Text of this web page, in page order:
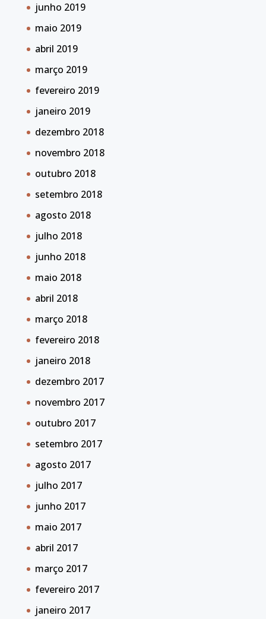
junho 2019
maio 2019
abril 2019
março 2019
fevereiro 2019
janeiro 2019
dezembro 2018
novembro 2018
outubro 2018
setembro 2018
agosto 2018
julho 2018
junho 2018
maio 2018
abril 2018
março 2018
fevereiro 2018
janeiro 2018
dezembro 2017
novembro 2017
outubro 2017
setembro 2017
agosto 2017
julho 2017
junho 2017
maio 2017
abril 2017
março 2017
fevereiro 2017
janeiro 2017